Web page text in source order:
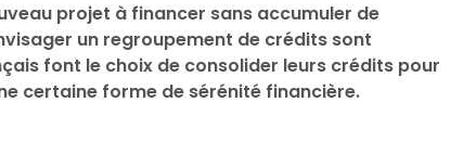
projet à financer sans accumuler de
un regroupement de crédits sont
font le choix de consolider leurs crédits pour
certaine forme de sérénité financière.